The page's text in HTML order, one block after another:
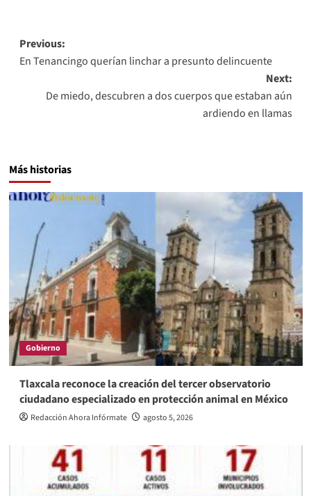
Post
navigation
Previous:
En Tenancingo querían linchar a presunto delincuente
Next:
De miedo, descubren a dos cuerpos que estaban aún
ardiendo en llamas
Más historias
Gobierno
Tlaxcala reconoce la creación del tercer observatorio
ciudadano especializado en protección animal en México
Redacción Ahora Infórmate agosto 5, 2026